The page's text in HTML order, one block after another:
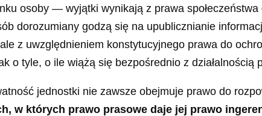
osoby — wyjątki wynikają z prawa
dorozumiany godzą się na upublicznianie
z uwzględnieniem konstytucyjnego prawa do
o tyle, o ile wiążą się bezpośrednio z działalnością
jednostki nie zawsze obejmuje prawo do
w których prawo prasowe daje jej prawo